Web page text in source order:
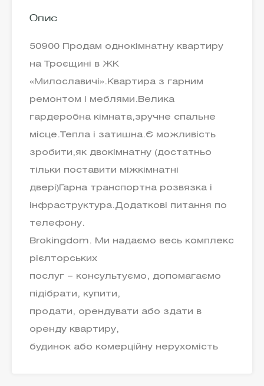
Опис
50900 Продам однокімнатну квартиру
на Троєщині в ЖК
«Милославичі».Квартира з гарним
ремонтом і меблями.Велика
гардеробна кімната,зручне спальне
місце.Тепла і затишна.Є можливість
зробити,як двокімнатну (достатньо
тільки поставити міжкімнатні
двері)Гарна транспортна розвязка і
інфраструктура.Додаткові питання по
телефону.
Brokingdom. Ми надаємо весь комплекс
рієлторських
послуг – консультуємо, допомагаємо
підібрати, купити,
продати, орендувати або здати в
оренду квартиру,
будинок або комерційну нерухомість